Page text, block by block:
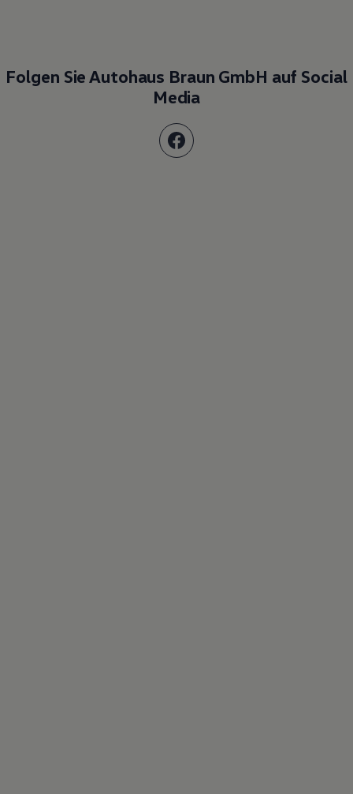
Folgen Sie Autohaus Braun GmbH auf Social
Media